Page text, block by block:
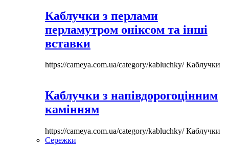
Каблучки з перлами
перламутром оніксом та інші
вставки
https://cameya.com.ua/category/kabluchky/Каблучки
Каблучки з напівдорогоцінним
камінням
https://cameya.com.ua/category/kabluchky/Каблучки
Сережки